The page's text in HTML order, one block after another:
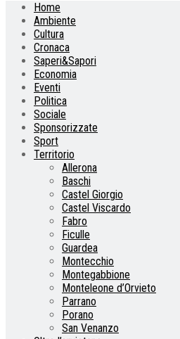
Home
Ambiente
Cultura
Cronaca
Saperi&Sapori
Economia
Eventi
Politica
Sociale
Sponsorizzate
Sport
Territorio
Allerona
Baschi
Castel Giorgio
Castel Viscardo
Fabro
Ficulle
Guardea
Montecchio
Montegabbione
Monteleone d’Orvieto
Parrano
Porano
San Venanzo